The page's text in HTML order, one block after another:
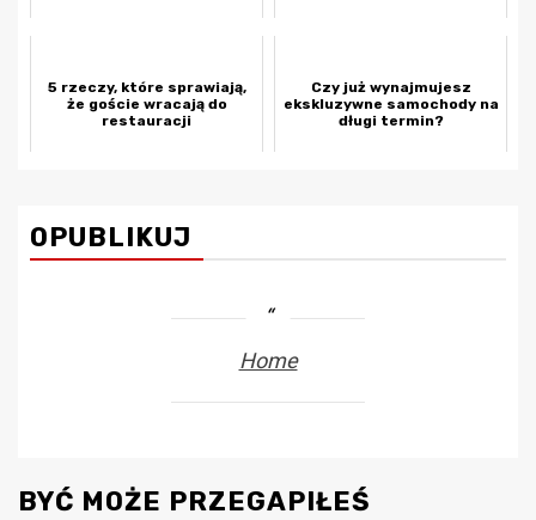
5 rzeczy, które sprawiają,
że goście wracają do
restauracji
Czy już wynajmujesz
ekskluzywne samochody na
długi termin?
OPUBLIKUJ
Home
BYĆ MOŻE PRZEGAPIŁEŚ